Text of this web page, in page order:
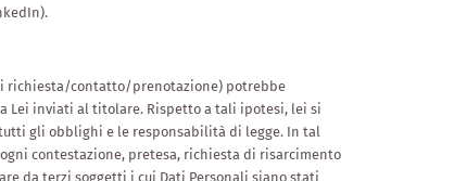
richiesta/contatto/prenotazione) potrebbe
Lei inviati al titolare. Rispetto a tali ipotesi, lei si
gli obblighi e le responsabilità di legge. In tal
contestazione, pretesa, richiesta di risarcimento
da terzi soggetti i cui Dati Personali siano stati